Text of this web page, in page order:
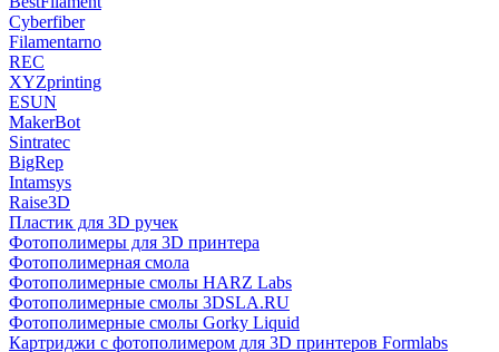
Cyberfiber
Filamentarno
REC
XYZprinting
ESUN
MakerBot
Sintratec
BigRep
Intamsys
Raise3D
Пластик для 3D ручек
Фотополимеры для 3D принтера
Фотополимерная смола
Фотополимерные смолы HARZ Labs
Фотополимерные смолы 3DSLA.RU
Фотополимерные смолы Gorky Liquid
Картриджи с фотополимером для 3D принтеров Formlabs